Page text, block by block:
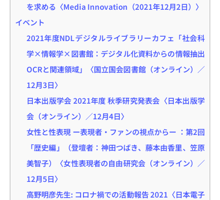
を求める〈Media Innovation（2021年12月2日）〉
イベント
2021年度NDLデジタルライブラリーカフェ「社会科
学×情報学×図書館：デジタル化資料からの情報抽出
OCRと関連領域」〈国立国会図書館（オンライン）／
12月3日〉
日本出版学会 2021年度 秋季研究発表会〈日本出版学
会（オンライン）／12月4日〉
女性と性表現 ー表現者・ファンの視点からー ：第2回
「歴史編」（登壇者：神田つばき、藤本由香里、笠原
美智子）〈女性表現者の自由研究会（オンライン）／
12月5日〉
高野明彦先生: コロナ禍での活動報告 2021〈日本電子